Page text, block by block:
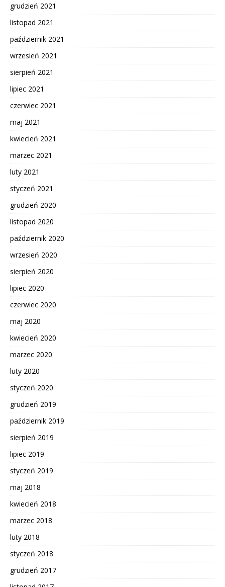
grudzień 2021
listopad 2021
październik 2021
wrzesień 2021
sierpień 2021
lipiec 2021
czerwiec 2021
maj 2021
kwiecień 2021
marzec 2021
luty 2021
styczeń 2021
grudzień 2020
listopad 2020
październik 2020
wrzesień 2020
sierpień 2020
lipiec 2020
czerwiec 2020
maj 2020
kwiecień 2020
marzec 2020
luty 2020
styczeń 2020
grudzień 2019
październik 2019
sierpień 2019
lipiec 2019
styczeń 2019
maj 2018
kwiecień 2018
marzec 2018
luty 2018
styczeń 2018
grudzień 2017